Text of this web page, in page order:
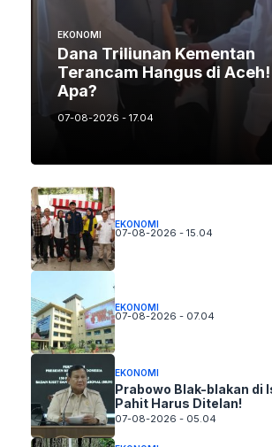
EKONOMI
Dana Triliunan Kementan
Terancam Hangus di
Apa?
07-08-2026 - 17.04
EKONOMI
07-08-2026 - 15.04
EKONOMI
07-08-2026 - 07.04
EKONOMI
Prabowo Blak-blakan di
Pahit Harus Ditelan!
07-08-2026 - 05.04